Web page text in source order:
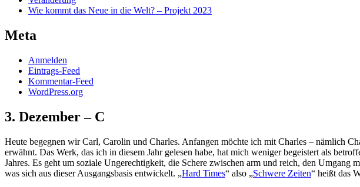
Wie kommt das Neue in die Welt? – Projekt 2023
Meta
Anmelden
Eintrags-Feed
Kommentar-Feed
WordPress.org
3. Dezember – C
Heute begegnen wir Carl, Carolin und Charles. Anfangen möchte ich mit Charles – nämlich
erwähnt. Das Werk, das ich in diesem Jahr gelesen habe, hat mich weniger begeistert als
Jahres. Es geht um soziale Ungerechtigkeit, die Schere zwischen arm und reich, den
was sich aus dieser Ausgangsbasis entwickelt. „Hard Times“ also „Schwere Zeiten“ heißt das